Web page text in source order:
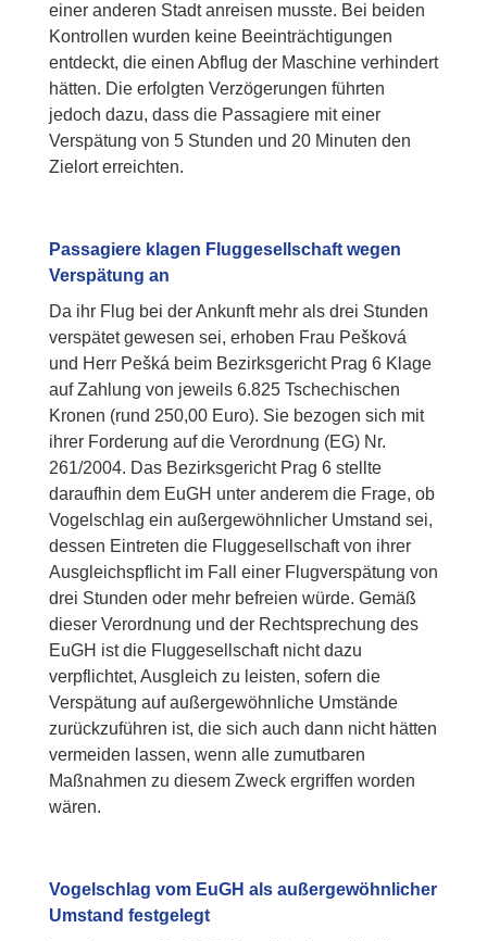
einer anderen Stadt anreisen musste. Bei beiden
Kontrollen wurden keine Beeinträchtigungen
entdeckt, die einen Abflug der Maschine verhindert
hätten. Die erfolgten Verzögerungen führten
jedoch dazu, dass die Passagiere mit einer
Verspätung von 5 Stunden und 20 Minuten den
Zielort erreichten.
Passagiere klagen Fluggesellschaft wegen
Verspätung an
Da ihr Flug bei der Ankunft mehr als drei Stunden
verspätet gewesen sei, erhoben Frau Pešková
und Herr Pešká beim Bezirksgericht Prag 6 Klage
auf Zahlung von jeweils 6.825 Tschechischen
Kronen (rund 250,00 Euro). Sie bezogen sich mit
ihrer Forderung auf die Verordnung (EG) Nr.
261/2004. Das Bezirksgericht Prag 6 stellte
daraufhin dem EuGH unter anderem die Frage, ob
Vogelschlag ein außergewöhnlicher Umstand sei,
dessen Eintreten die Fluggesellschaft von ihrer
Ausgleichspflicht im Fall einer Flugverspätung von
drei Stunden oder mehr befreien würde. Gemäß
dieser Verordnung und der Rechtsprechung des
EuGH ist die Fluggesellschaft nicht dazu
verpflichtet, Ausgleich zu leisten, sofern die
Verspätung auf außergewöhnliche Umstände
zurückzuführen ist, die sich auch dann nicht hätten
vermeiden lassen, wenn alle zumutbaren
Maßnahmen zu diesem Zweck ergriffen worden
wären.
Vogelschlag vom EuGH als außergewöhnlicher
Umstand festgelegt